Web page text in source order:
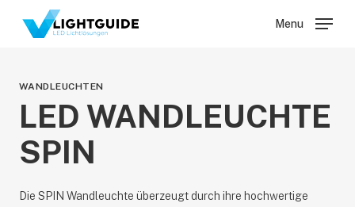
Menu
WANDLEUCHTEN
LED WANDLEUCHTE
SPIN
Die SPIN Wandleuchte überzeugt durch ihre hochwertige